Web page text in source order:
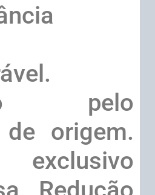
pelo
de origem.
exclusivo